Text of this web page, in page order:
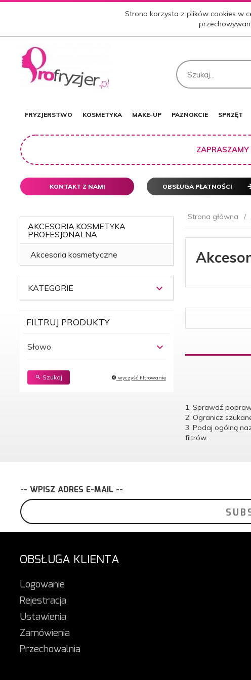
Strona korzysta z plików cookies w
FRYZJERSTWO KOSMETYKA MAKE-UP PAZNOKCIE SPRZĘT
ZAPRASZAMY
KONTAKT Z NAMI OBSŁUGA PŁATNOŚCI
AKCESORIA,KOSMETYKA
PROFESJONALNA
Akcesoria kosmetyczne
KATEGORIE
FILTRUJ PRODUKTY
Słowo
Szukaj wyczyść filtrowanie
Strona główna
1. Sprawdź
2. Ogranicz
3. Podaj ogólną
filtrów.
-- WPISZ ADRES E-MAIL --
OBSŁUGA KLIENTA
Logowanie
Rejestracja
Ustawienia
Zamówienia
Przechowalnia